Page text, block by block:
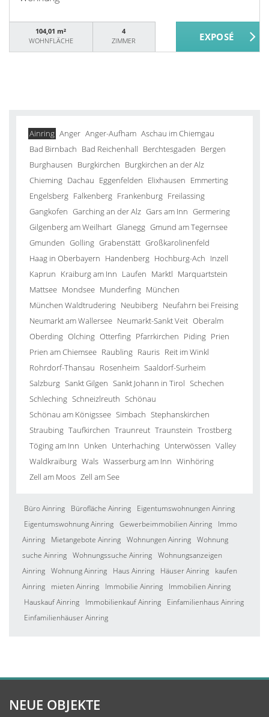
104,01 m²
WOHNFLÄCHE
4
ZIMMER
Ainring Anger Anger-Aufham Aschau im Chiemgau
Bad Birnbach Bad Reichenhall Berchtesgaden Bergen
Burghausen Burgkirchen Burgkirchen an der Alz
Chieming Dachau Eggenfelden Elixhausen Emmerting
Engelsberg Falkenberg Frankenburg Freilassing
Gangkofen Garching an der Alz Gars am Inn Germering
Gilgenberg am Weilhart Glanegg Gmund am Tegernsee
Gmunden Golling Grabenstätt Großkarolinenfeld
Haag in Oberbayern Handenberg Hochburg-Ach Inzell
Kaprun Kraiburg am Inn Laufen Marktl Marquartstein
Mattsee Mondsee Munderfing München
München Waldtrudering Neubiberg Neufahrn bei Freising
Neumarkt am Wallersee Neumarkt-Sankt Veit Oberalm
Oberding Olching Otterfing Pfarrkirchen Piding Prien
Prien am Chiemsee Raubling Rauris Reit im Winkl
Rohrdorf-Thansau Rosenheim Saaldorf-Surheim
Salzburg Sankt Gilgen Sankt Johann in Tirol Schechen
Schleching Schneizlreuth Schönau
Schönau am Königssee Simbach Stephanskirchen
Straubing Taufkirchen Traunreut Traunstein Trostberg
Töging am Inn Unken Unterhaching Unterwössen Valley
Waldkraiburg Wals Wasserburg am Inn Winhöring
Zell am Moos Zell am See
Büro Ainring Bürofläche Ainring
Eigentumswohnungen Ainring
Eigentumswohnung Ainring Gewerbeimmobilien Ainring
Immo
Ainring
Mietangebote Ainring Wohnungen Ainring Wohnung
suche Ainring Wohnungssuche Ainring Wohnungsanzeigen
Ainring Wohnung Ainring Haus Ainring Häuser Ainring
kaufen
Ainring
mieten Ainring Immobilie Ainring
Immobilien Ainring
Hauskauf Ainring
Immobilienkauf Ainring
Einfamilienhaus Ainring
Einfamilienhäuser Ainring
NEUE OBJEKTE